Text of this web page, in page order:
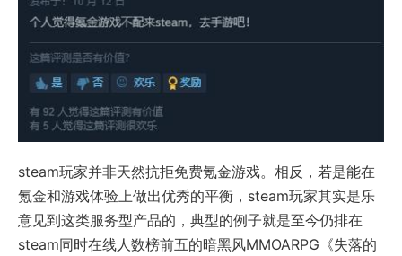
steam玩家并非天然抗拒免费氪金游戏。相反，若是能在
氪金和游戏体验上做出优秀的平衡，steam玩家其实是乐
意见到这类服务型产品的，典型的例子就是至今仍排在
steam同时在线人数榜前五的暗黑风MMOARPG《失落的